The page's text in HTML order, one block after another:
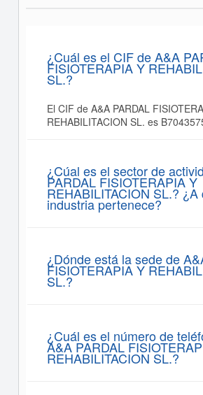
¿Cuál es el CIF de A&A
FISIOTERAPIA Y
SL.?
El CIF de A&A PARDAL
REHABILITACION SL. es
¿Cúal es el sector de
PARDAL FISIOTERAPIA Y
REHABILITACION SL.? ¿A
industria pertenece?
¿Dónde está la sede de
FISIOTERAPIA Y
SL.?
¿Cuál es el número de
A&A PARDAL
REHABILITACION SL.?